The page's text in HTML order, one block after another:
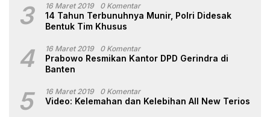
3 16 Maret 2019 0 Komentar
14 Tahun Terbunuhnya Munir, Polri Didesak
Bentuk Tim Khusus
4 16 Maret 2019 0 Komentar
Prabowo Resmikan Kantor DPD Gerindra di
Banten
5 16 Maret 2019 0 Komentar
Video: Kelemahan dan Kelebihan All New Terios